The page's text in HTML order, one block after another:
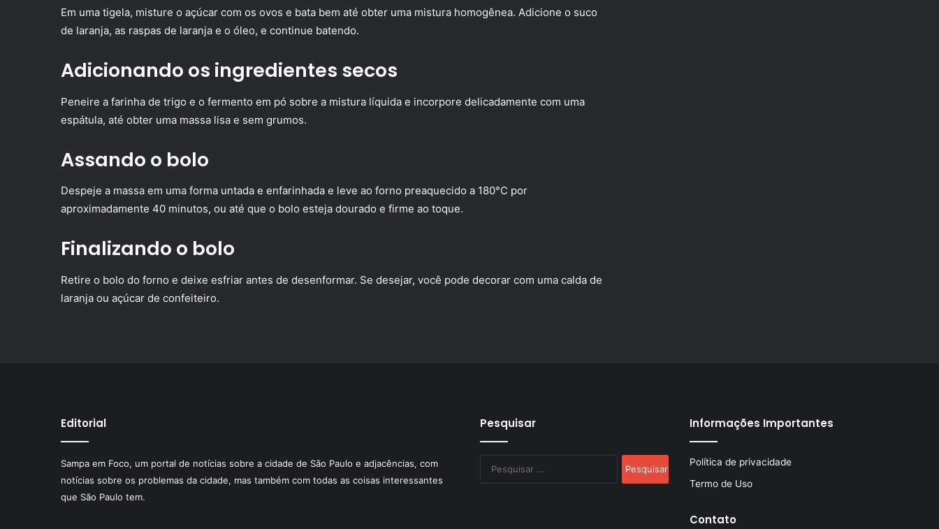
Em uma tigela, misture o açúcar com os ovos e bata bem até obter uma mistura homogênea. Adicione o suco
de laranja, as raspas de laranja e o óleo, e continue batendo.
Adicionando os ingredientes secos
Peneire a farinha de trigo e o fermento em pó sobre a mistura líquida e incorpore delicadamente com uma
espátula, até obter uma massa lisa e sem grumos.
Assando o bolo
Despeje a massa em uma forma untada e enfarinhada e leve ao forno preaquecido a 180°C por
aproximadamente 40 minutos, ou até que o bolo esteja dourado e firme ao toque.
Finalizando o bolo
Retire o bolo do forno e deixe esfriar antes de desenformar. Se desejar, você pode decorar com uma calda de
laranja ou açúcar de confeiteiro.
Editorial
Sampa em Foco, um portal de notícias sobre a cidade de São Paulo e adjacências, com
notícias sobre os problemas da cidade, mas também com todas as coisas interessantes
que São Paulo tem.
Pesquisar
por:
Informações Importantes
Política de privacidade
Termo de Uso
Contato